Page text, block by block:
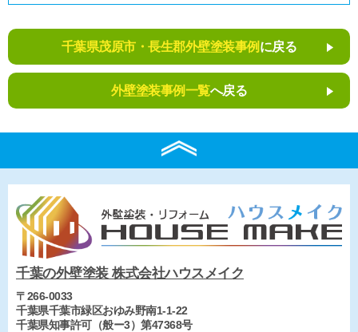
千葉県茂原市・長生郡外壁塗装事例 に戻る
外壁塗装事例一覧へ戻る
千葉の外壁塗装 株式会社ハウスメイク
〒266-0033
千葉県千葉市緑区おゆみ野南1-1-22
千葉県知事許可（般ー3）第47368号